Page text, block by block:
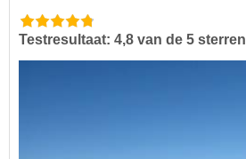
Testresultaat: 4,8 van de 5 sterren